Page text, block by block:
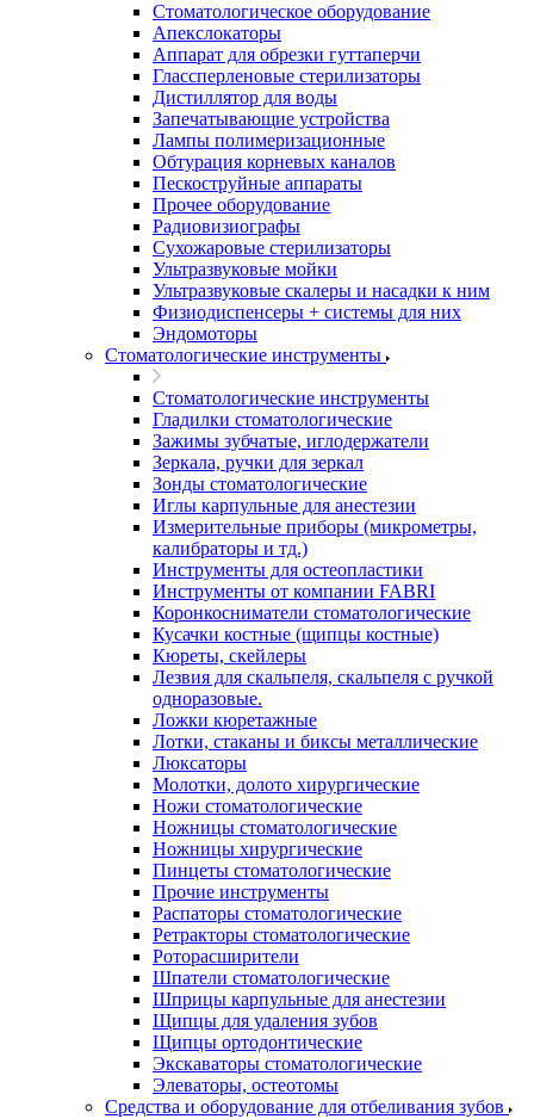
Стоматологическое оборудование
Апекслокаторы
Аппарат для обрезки гуттаперчи
Глассперленовые стерилизаторы
Дистиллятор для воды
Запечатывающие устройства
Лампы полимеризационные
Обтурация корневых каналов
Пескоструйные аппараты
Прочее оборудование
Радиовизиографы
Сухожаровые стерилизаторы
Ультразвуковые мойки
Ультразвуковые скалеры и насадки к ним
Физиодиспенсеры + системы для них
Эндомоторы
Стоматологические инструменты
Стоматологические инструменты
Гладилки стоматологические
Зажимы зубчатые, иглодержатели
Зеркала, ручки для зеркал
Зонды стоматологические
Иглы карпульные для анестезии
Измерительные приборы (микрометры,
калибраторы и тд.)
Инструменты для остеопластики
Инструменты от компании FABRI
Коронкосниматели стоматологические
Кусачки костные (щипцы костные)
Кюреты, скейлеры
Лезвия для скальпеля, скальпеля с ручкой
одноразовые.
Ложки кюретажные
Лотки, стаканы и биксы металлические
Люксаторы
Молотки, долото хирургические
Ножи стоматологические
Ножницы стоматологические
Ножницы хирургические
Пинцеты стоматологические
Прочие инструменты
Распаторы стоматологические
Ретракторы стоматологические
Роторасширители
Шпатели стоматологические
Шприцы карпульные для анестезии
Щипцы для удаления зубов
Щипцы ортодонтические
Экскаваторы стоматологические
Элеваторы, остеотомы
Средства и оборудование для отбеливания зубов